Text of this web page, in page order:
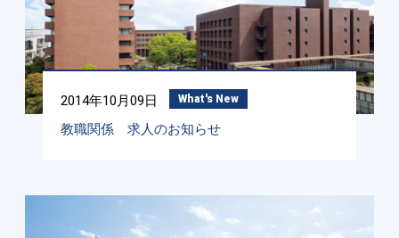
2014年10月09日 What's New
教職関係 求人のお知らせ